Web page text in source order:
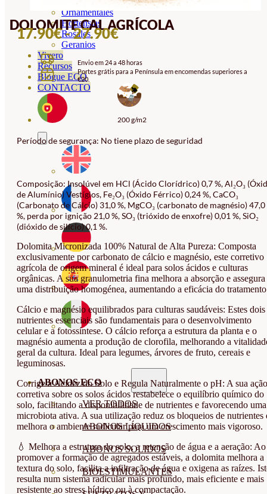
Ornamentales
Hortensias
Rosales
Geranios
Vivero
Recursos
Blogue ECO
CONTACTO
ABONOS ECO
VER TODOS
ABONOS LÍQUIDOS
ABONOS SOLIDOS
BIOESTIMULANTES
DOLOMITE CAL AGRÍCOLA
17.90€-27.90€INTERVALO
PREÇOS:
17.90€
A
27.90€
Envio em 24 a 48 horas
Portes grátis para a Península em encomendas superiores a
€20.
200 g/m2
Período de segurança: No tiene plazo de seguridad
Composição: Insolúvel em HCl (Ácido Clorídrico) 0,7 %, Al₂O₃
de Alumínio) Vestígios, Fe₂O₃ (Óxido Férrico) 0,24 %, CaCO₃
(Carbonato de Cálcio) 31,0 %, MgCO₃ (carbonato de magnésio) 47,0
%, perda por ignição 21,0 %, SO₃ (trióxido de enxofre) 0,01 %, SiO₂
(dióxido de silício) 0,1 %.
Dolomita Micronizada 100% Natural de Alta Pureza: Composta
exclusivamente por carbonato de cálcio e magnésio, este corretivo
agrícola de origem mineral é ideal para solos ácidos e culturas
orgânicas. A sua granulometria fina melhora a absorção e assegura
uma distribuição homogénea, aumentando a eficácia do
Cálcio e magnésio equilibrados para culturas saudáveis: Estes dois
nutrientes essenciais são fundamentais para o desenvolvimento
celular e a fotossíntese. O cálcio reforça a estrutura da planta e o
magnésio aumenta a produção de clorofila, melhorando a
geral da cultura. Ideal para legumes, árvores de fruto, cereais e
leguminosas.
Corrige a Acidez do Solo e Regula Naturalmente o pH: A sua ação
corretiva sobre os solos ácidos restabelece o equilíbrio químico do
solo, facilitando a disponibilidade de nutrientes e favorecendo uma
microbiota ativa. A sua utilização reduz os bloqueios de nutrientes
melhora o ambiente radicular para um crescimento mais vigoroso.
💧 Melhora a estrutura do solo, a retenção de água e a aeração: Ao
promover a formação de agregados estáveis, a dolomita melhora a
textura do solo, facilita a infiltração de água e oxigena as raízes.
resulta num sistema radicular mais profundo, mais eficiente e mais
resistente ao stress hídrico ou à compactação.